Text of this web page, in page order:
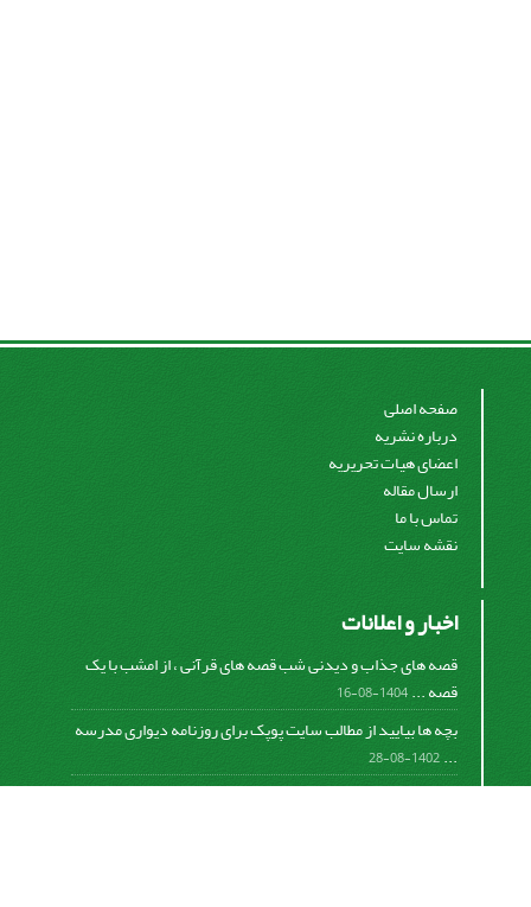
صفحه اصلی
درباره نشریه
اعضای هیات تحریریه
ارسال مقاله
تماس با ما
نقشه سایت
اخبار و اعلانات
قصه های جذاب و دیدنی شب قصه های قرآنی ، از امشب با یک
قصه ...1404-08-16
بچه ها بیایید از مطالب سایت پوپک برای روزنامه دیواری مدرسه
...
1402-08-28